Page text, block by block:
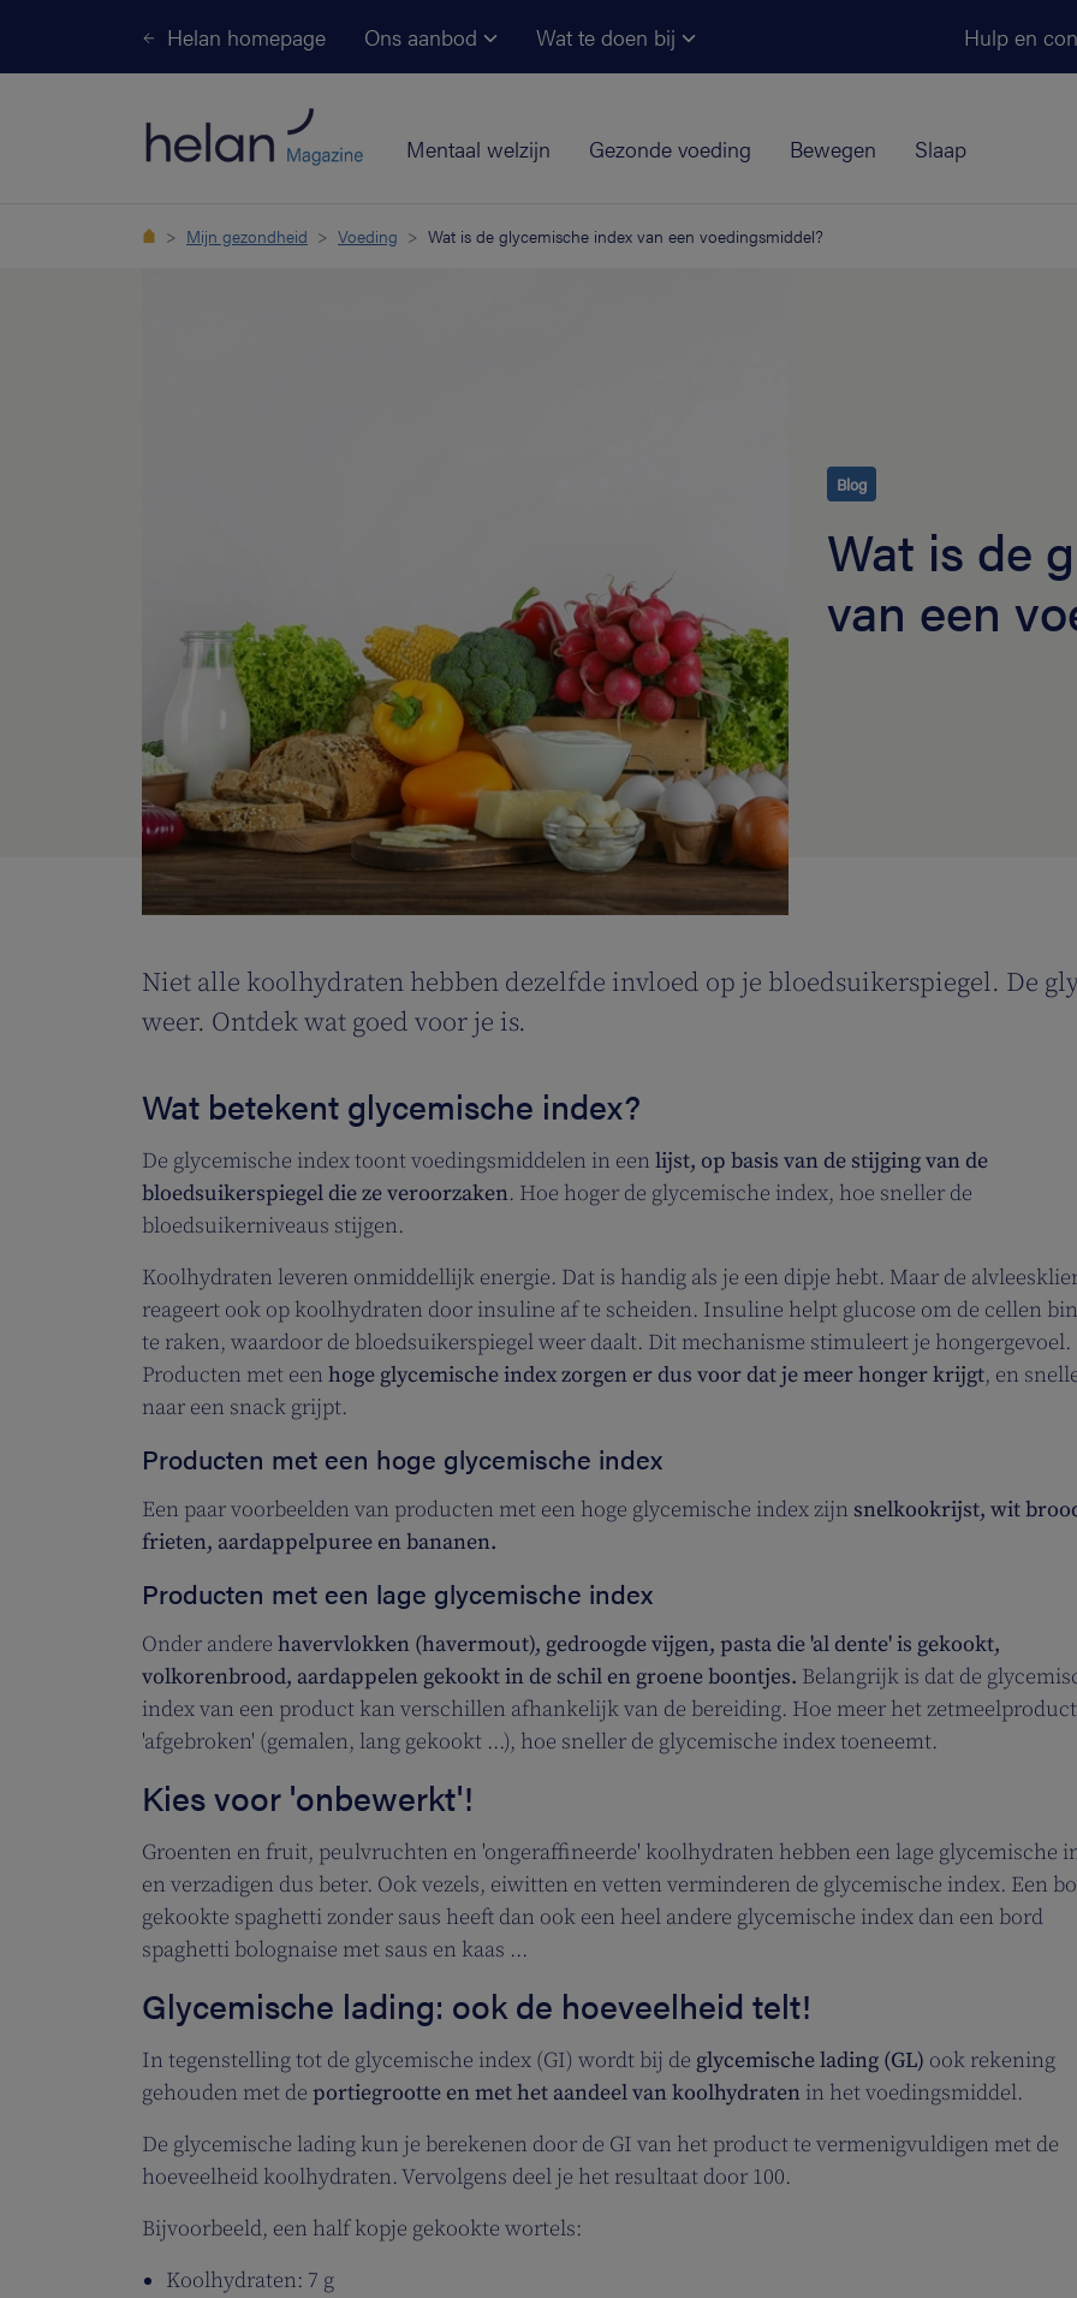
Helan homepage Ons aanbod Wat te doen bij Hulp en
Mentaal welzijn Gezonde voeding Bewegen Slaap
Mijn gezondheid Voeding Wat is de glycemische index van een voedingsmiddel?
Blog
Wat is de
van een
Niet alle koolhydraten hebben dezelfde invloed op je bloedsuikerspiegel. De
weer. Ontdek wat goed voor je is.
Wat betekent glycemische index?
De glycemische index toont voedingsmiddelen in een lijst, op basis van de stijging van de
bloedsuikerspiegel die ze veroorzaken. Hoe hoger de glycemische index, hoe sneller de
bloedsuikerniveaus stijgen.
Koolhydraten leveren onmiddellijk energie. Dat is handig als je een dipje hebt. Maar de
reageert ook op koolhydraten door insuline af te scheiden. Insuline helpt glucose om de cellen
te raken, waardoor de bloedsuikerspiegel weer daalt. Dit mechanisme stimuleert je hongergevoel.
Producten met een hoge glycemische index zorgen er dus voor dat je meer honger krijgt, en
naar een snack grijpt.
Producten met een hoge glycemische index
Een paar voorbeelden van producten met een hoge glycemische index zijn snelkookrijst, wit
frieten, aardappelpuree en bananen.
Producten met een lage glycemische index
Onder andere havervlokken (havermout), gedroogde vijgen, pasta die 'al dente' is gekookt,
volkorenbrood, aardappelen gekookt in de schil en groene boontjes. Belangrijk is dat de
index van een product kan verschillen afhankelijk van de bereiding. Hoe meer het
'afgebroken' (gemalen, lang gekookt ...), hoe sneller de glycemische index toeneemt.
Kies voor 'onbewerkt'!
Groenten en fruit, peulvruchten en 'ongeraffineerde' koolhydraten hebben een lage glycemische
en verzadigen dus beter. Ook vezels, eiwitten en vetten verminderen de glycemische index. Een
gekookte spaghetti zonder saus heeft dan ook een heel andere glycemische index dan een bord
spaghetti bolognaise met saus en kaas ...
Glycemische lading: ook de hoeveelheid telt!
In tegenstelling tot de glycemische index (GI) wordt bij de glycemische lading (GL) ook rekening
gehouden met de portiegrootte en met het aandeel van koolhydraten in het voedingsmiddel.
De glycemische lading kun je berekenen door de GI van het product te vermenigvuldigen met de
hoeveelheid koolhydraten. Vervolgens deel je het resultaat door 100.
Bijvoorbeeld, een half kopje gekookte wortels:
Koolhydraten: 7 g